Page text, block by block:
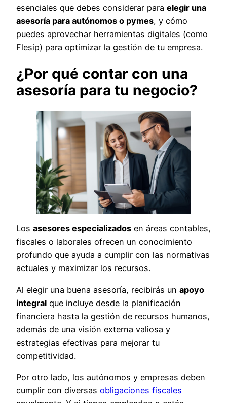
esenciales que debes considerar para elegir una
asesoría para autónomos o pymes, y cómo
puedes aprovechar herramientas digitales (como
Flesip) para optimizar la gestión de tu empresa.
¿Por qué contar con una
asesoría para tu negocio?
Los asesores especializados en áreas contables,
fiscales o laborales ofrecen un conocimiento
profundo que ayuda a cumplir con las normativas
actuales y maximizar los recursos.
Al elegir una buena asesoría, recibirás un apoyo
integral que incluye desde la planificación
financiera hasta la gestión de recursos humanos,
además de una visión externa valiosa y
estrategias efectivas para mejorar tu
competitividad.
Por otro lado, los autónomos y empresas deben
cumplir con diversas obligaciones fiscales